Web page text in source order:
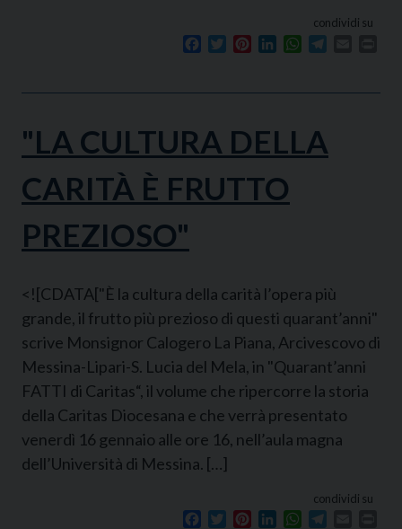
condividi su
Facebook
TwitterPinterestLinkedInWhatsApp
"LA CULTURA DELLA
CARITÀ È FRUTTO
PREZIOSO"
<![CDATA["È la cultura della carità l’opera più
grande, il frutto più prezioso di questi quarant’anni"
scrive Monsignor Calogero La Piana, Arcivescovo di
Messina-Lipari-S. Lucia del Mela, in "Quarant’anni
FATTI di Caritas“, il volume che ripercorre la storia
della Caritas Diocesana e che verrà presentato
venerdì 16 gennaio alle ore 16, nell’aula magna
dell’Università di Messina. […]
condividi su
Facebook
TwitterPinterestLinkedInWhatsApp